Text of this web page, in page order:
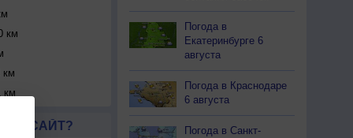
км
км
км
САЙТ?
Погода в
Екатеринбурге 6
августа
Погода в Краснодаре
6 августа
Погода в Санкт-